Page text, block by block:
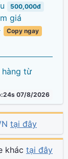
500,000đ
giá
Copy ngay
từ
07/8/2026
tại đây
khác tại đây